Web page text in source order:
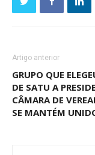
Artigo anterior
GRUPO QUE
DE SATU A
CÂMARA DE
SE MANTÉM